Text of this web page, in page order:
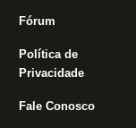
Fórum
Política de
Privacidade
Fale Conosco